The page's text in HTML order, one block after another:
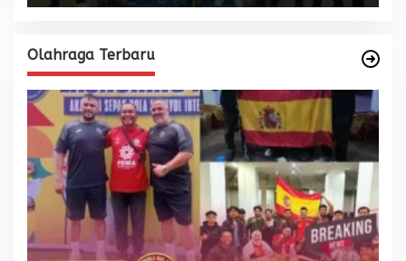
Olahraga Terbaru